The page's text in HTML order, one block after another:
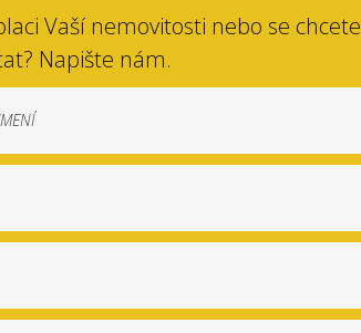
Vaší nemovitosti nebo se chcete
Napište nám.